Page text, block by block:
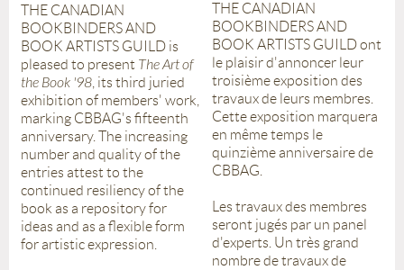
THE CANADIAN
BOOKBINDERS AND
BOOK ARTISTS GUILD is
pleased to present The Art of
the Book '98, its third juried
exhibition of members' work,
marking CBBAG's fifteenth
anniversary. The increasing
number and quality of the
entries attest to the
continued resiliency of the
book as a repository for
ideas and as a flexible form
for artistic expression.
THE CANADIAN
BOOKBINDERS AND
BOOK ARTISTS GUILD ont
le plaisir d'annoncer leur
troisième exposition des
travaux de leurs membres.
Cette exposition marquera
en même temps le
quinzième anniversaire de
CBBAG.
Les travaux des membres
seront jugés par un panel
d'experts. Un très grand
nombre de travaux de